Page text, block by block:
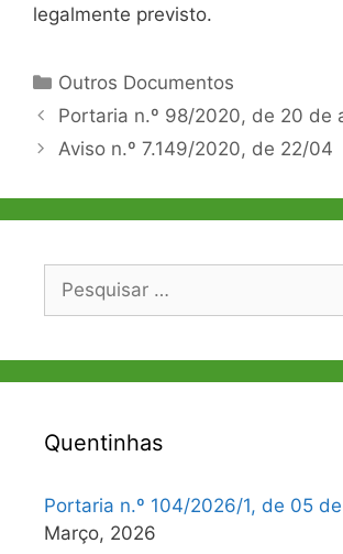
legalmente previsto.
Categorias
Outros Documentos
Navegação
de
Portaria n.º 98/2020, de 20 de
Aviso n.º 7.149/2020, de 22/04
Pesquisar
Quentinhas
Portaria n.º 104/2026/1, de 05
Março, 2026